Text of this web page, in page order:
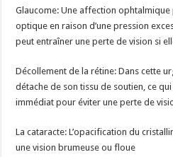
Glaucome: Une affection
optique en raison d’une pression
peut entraîner une perte de vision si
Décollement de la rétine: Dans cette
détache de son tissu de soutien, ce
immédiat pour éviter une perte de
La cataracte: L’opacification du
une vision brumeuse ou floue